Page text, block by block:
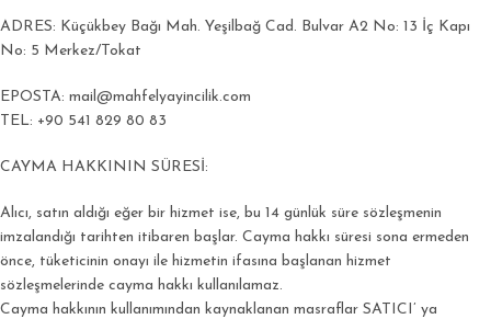
ADRES: Küçükbey Bağı Mah. Yeşilbağ Cad. Bulvar A2 No: 13 İç Kapı
No: 5 Merkez/Tokat
EPOSTA: mail@mahfelyayincilik.com
TEL: +90 541 829 80 83
CAYMA HAKKININ SÜRESİ:
Alıcı, satın aldığı eğer bir hizmet ise, bu 14 günlük süre sözleşmenin
imzalandığı tarihten itibaren başlar. Cayma hakkı süresi sona ermeden
önce, tüketicinin onayı ile hizmetin ifasına başlanan hizmet
sözleşmelerinde cayma hakkı kullanılamaz.
Cayma hakkının kullanımından kaynaklanan masraflar SATICI’ ya